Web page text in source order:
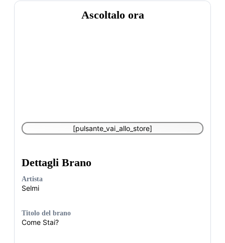
Ascoltalo ora
[pulsante_vai_allo_store]
Dettagli Brano
Artista
Selmi
Titolo del brano
Come Stai?